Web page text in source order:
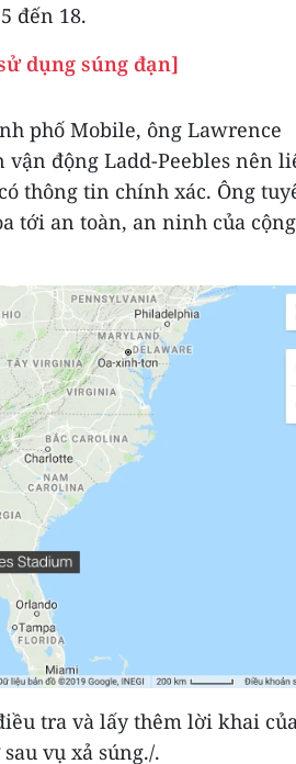
đến 18.
dụng súng đạn]
phố Mobile, ông Lawrence
vận động Ladd-Peebles nên
thông tin chính xác. Ông
tới an toàn, an ninh của cộng
tra và lấy thêm lời khai
vụ xả súng./.